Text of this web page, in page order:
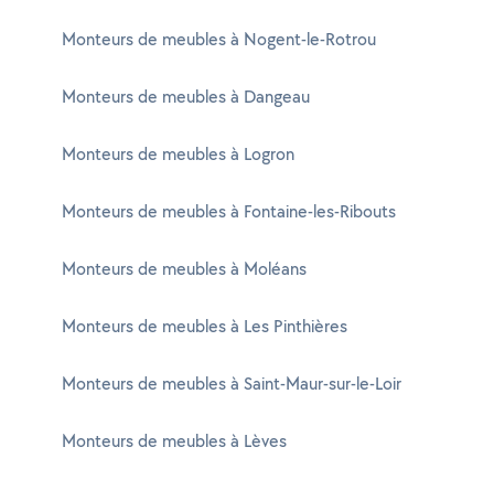
Monteurs de meubles à Nogent-le-Rotrou
Monteurs de meubles à Dangeau
Monteurs de meubles à Logron
Monteurs de meubles à Fontaine-les-Ribouts
Monteurs de meubles à Moléans
Monteurs de meubles à Les Pinthières
Monteurs de meubles à Saint-Maur-sur-le-Loir
Monteurs de meubles à Lèves